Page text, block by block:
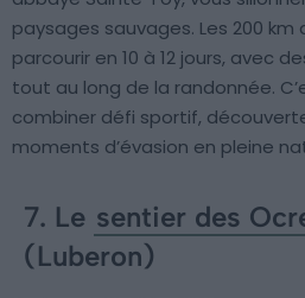
paysages sauvages. Les 200
parcourir en 10 à 12 jours, avec
tout au long de la randonnée.
combiner défi sportif,
moments d’évasion en pleine
7. Le sentier des
(Luberon)